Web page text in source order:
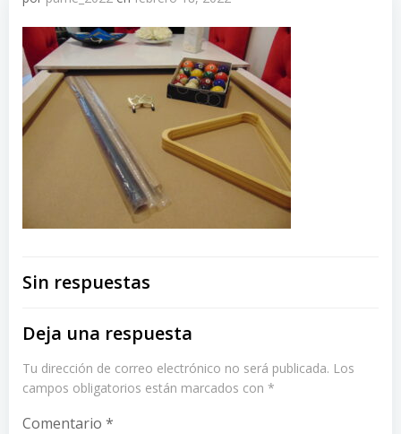
Sin respuestas
Deja una respuesta
Tu dirección de correo electrónico no será publicada. Los
campos obligatorios están marcados con *
Comentario *